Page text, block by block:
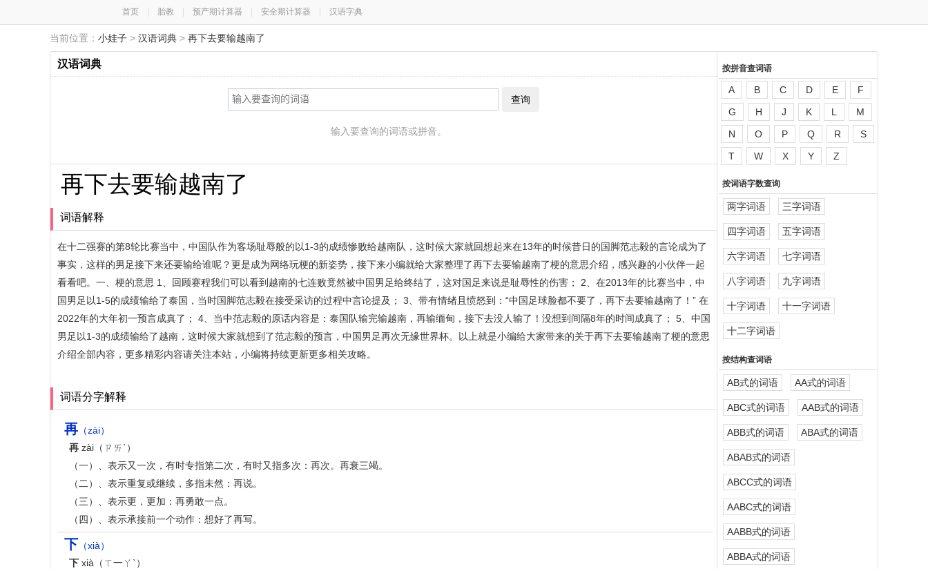
首页 胎教 预产期计算器 安全期计算器 汉语字典
当前位置： 小娃子 > 汉语词典 > 再下去要输越南了
汉语词典
查询
输入要查询的词语或拼音。
再下去要输越南了
词语解释
在十二强赛的第8轮比赛当中，中国队作为客场耻辱般的以1-3的成绩惨败给越南队，这时候大家就回想起来在13年的时候昔日的国脚范志毅的言论成为了
事实，这样的男足接下来还要输给谁呢？更是成为网络玩梗的新姿势，接下来小编就给大家整理了再下去要输越南了梗的意思介绍，感兴趣的小伙伴一起
看看吧。一、梗的意思 1、回顾赛程我们可以看到越南的七连败竟然被中国男足给终结了，这对国足来说是耻辱性的伤害； 2、在2013年的比赛当中，中
国男足以1-5的成绩输给了泰国，当时国脚范志毅在接受采访的过程中言论提及； 3、带有情绪且愤怒到：“中国足球脸都不要了，再下去要输越南了！” 在
2022年的大年初一预言成真了； 4、当中范志毅的原话内容是：泰国队输完输越南，再输缅甸，接下去没人输了！没想到间隔8年的时间成真了； 5、中国
男足以1-3的成绩输给了越南，这时候大家就想到了范志毅的预言，中国男足再次无缘世界杯。以上就是小编给大家带来的关于再下去要输越南了梗的意思
介绍全部内容，更多精彩内容请关注本站，小编将持续更新更多相关攻略。
词语分字解释
再 （zài）
再 zài（ㄗㄞˋ）
（一）、表示又一次，有时专指第二次，有时又指多次：再次。再衰三竭。
（二）、表示重复或继续，多指未然：再说。
（三）、表示更，更加：再勇敢一点。
（四）、表示承接前一个动作：想好了再写。
下 （xià）
下 xià（ㄒ一ㄚˋ）
按拼音查词语
A B C D E
F
G
H J K L
M
N
O P Q R
S
T
W X Y Z
按词语字数查询
两字词语 三字词语
四字词语 五字词语
六字词语 七字词语
八字词语 九字词语
十字词语 十一字词语
十二字词语
按结构查词语
AB式的词语 AA式的词语
ABC式的词语 AAB式的词语
ABB式的词语 ABA式的词语
ABAB式的词语
ABCC式的词语
AABC式的词语
AABB式的词语
ABBA式的词语